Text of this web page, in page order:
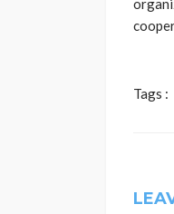
Tags :